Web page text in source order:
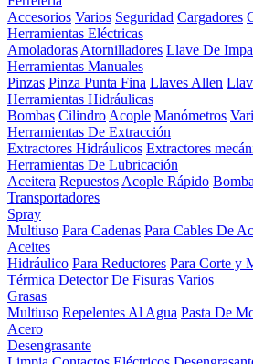
Accesorios Varios Seguridad Cargadores
Herramientas Eléctricas
Amoladoras Atornilladores Llave De
Herramientas Manuales
Pinzas Pinza Punta Fina Llaves Allen
Herramientas Hidráulicas
Bombas Cilindro Acople Manómetros
Herramientas De Extracción
Extractores Hidráulicos Extractores
Herramientas De Lubricación
Aceitera Repuestos Acople Rápido
Transportadores
Spray
Multiuso Para Cadenas Para Cables De
Aceites
Hidráulico Para Reductores Para Corte y
Térmica Detector De Fisuras Varios
Grasas
Multiuso Repelentes Al Agua Pasta De
Acero
Desengrasante